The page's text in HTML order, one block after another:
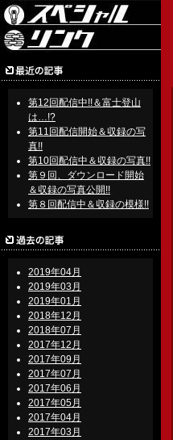
第12回配信中!!＆富士登山
は…!?
第11回配信開始＆収録の写
真!!
第10回配信中＆収録の写真!!
第９回、ダウンロード開始
＆収録の写真公開!!
第８回配信中＆収録の模様!!
2019年04月
2019年03月
2019年01月
2018年12月
2018年07月
2017年12月
2017年09月
2017年07月
2017年06月
2017年05月
2017年04月
2017年03月